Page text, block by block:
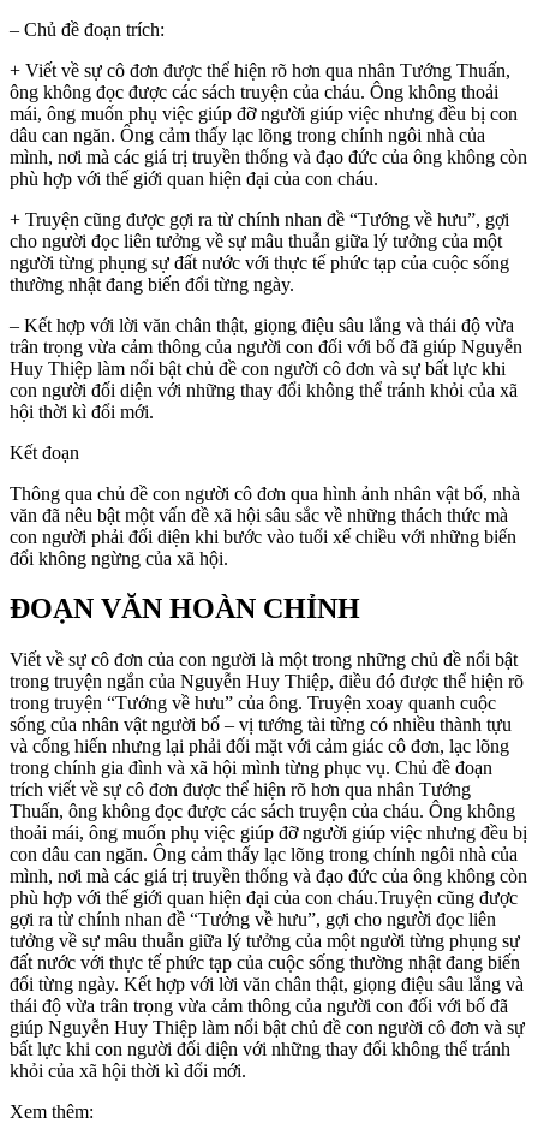
– Chủ đề đoạn trích:
+ Viết về sự cô đơn được thể hiện rõ hơn qua nhân Tướng Thuấn,
ông không đọc được các sách truyện của cháu. Ông không thoải
mái, ông muốn phụ việc giúp đỡ người giúp việc nhưng đều bị con
dâu can ngăn. Ông cảm thấy lạc lõng trong chính ngôi nhà của
mình, nơi mà các giá trị truyền thống và đạo đức của ông không còn
phù hợp với thế giới quan hiện đại của con cháu.
+ Truyện cũng được gợi ra từ chính nhan đề “Tướng về hưu”, gợi
cho người đọc liên tưởng về sự mâu thuẫn giữa lý tưởng của một
người từng phụng sự đất nước với thực tế phức tạp của cuộc sống
thường nhật đang biến đổi từng ngày.
– Kết hợp với lời văn chân thật, giọng điệu sâu lắng và thái độ vừa
trân trọng vừa cảm thông của người con đối với bố đã giúp Nguyễn
Huy Thiệp làm nổi bật chủ đề con người cô đơn và sự bất lực khi
con người đối diện với những thay đổi không thể tránh khỏi của xã
hội thời kì đổi mới.
Kết đoạn
Thông qua chủ đề con người cô đơn qua hình ảnh nhân vật bố, nhà
văn đã nêu bật một vấn đề xã hội sâu sắc về những thách thức mà
con người phải đối diện khi bước vào tuổi xế chiều với những biến
đổi không ngừng của xã hội.
ĐOẠN VĂN HOÀN CHỈNH
Viết về sự cô đơn của con người là một trong những chủ đề nổi bật
trong truyện ngắn của Nguyễn Huy Thiệp, điều đó được thể hiện rõ
trong truyện “Tướng về hưu” của ông. Truyện xoay quanh cuộc
sống của nhân vật người bố – vị tướng tài từng có nhiều thành tựu
và cống hiến nhưng lại phải đối mặt với cảm giác cô đơn, lạc lõng
trong chính gia đình và xã hội mình từng phục vụ. Chủ đề đoạn
trích viết về sự cô đơn được thể hiện rõ hơn qua nhân Tướng
Thuấn, ông không đọc được các sách truyện của cháu. Ông không
thoải mái, ông muốn phụ việc giúp đỡ người giúp việc nhưng đều bị
con dâu can ngăn. Ông cảm thấy lạc lõng trong chính ngôi nhà của
mình, nơi mà các giá trị truyền thống và đạo đức của ông không còn
phù hợp với thế giới quan hiện đại của con cháu.Truyện cũng được
gợi ra từ chính nhan đề “Tướng về hưu”, gợi cho người đọc liên
tưởng về sự mâu thuẫn giữa lý tưởng của một người từng phụng sự
đất nước với thực tế phức tạp của cuộc sống thường nhật đang biến
đổi từng ngày. Kết hợp với lời văn chân thật, giọng điệu sâu lắng và
thái độ vừa trân trọng vừa cảm thông của người con đối với bố đã
giúp Nguyễn Huy Thiệp làm nổi bật chủ đề con người cô đơn và sự
bất lực khi con người đối diện với những thay đổi không thể tránh
khỏi của xã hội thời kì đổi mới.
Xem thêm: